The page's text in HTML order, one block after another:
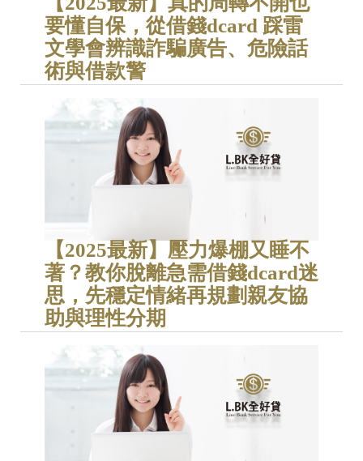
要懂自保，從借錢dcard 踩雷
文學會辨識詐騙廣告、危險話
術與借款警
【2025最新】壓力爆棚又睡不
著？教你脫離急需借錢dcard迷
思，先穩定情緒再規劃親友協
助與理性分期